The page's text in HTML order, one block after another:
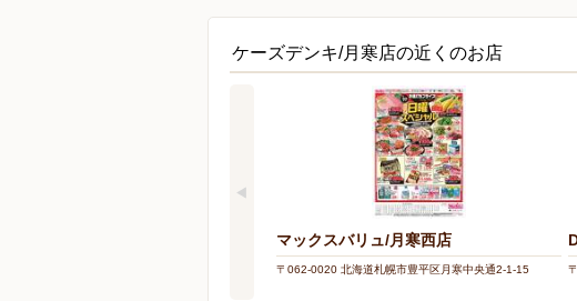
ケーズデンキ/月寒店の近くのお店
マックスバリュ/月寒西店
〒062-0020 北海道札幌市豊平区月寒中央通2-1-15